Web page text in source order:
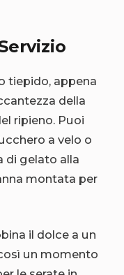
tiepido, appena
della
ripieno. Puoi
a velo o
di gelato alla
montata per
il dolce a un
un momento